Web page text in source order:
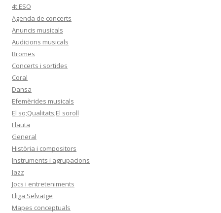
4t ESO
Agenda de concerts
Anuncis musicals
Audicions musicals
Bromes
Concerts i sortides
Coral
Dansa
Efemèrides musicals
El so;Qualitats;El soroll
Flauta
General
Història i compositors
Instruments i agrupacions
Jazz
Jocs i entreteniments
Lliga Selvatge
Mapes conceptuals